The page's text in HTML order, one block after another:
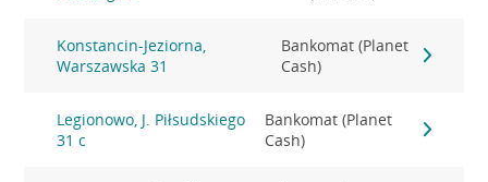
Konstancin-Jeziorna,
Warszawska 31
Bankomat (Planet
Cash)
Legionowo, J. Piłsudskiego
31 c
Bankomat (Planet
Cash)